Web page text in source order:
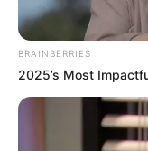
BRAINBERRIES
2025’s Most